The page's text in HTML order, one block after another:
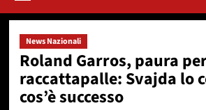
News Nazionali
Roland Garros, paura
raccattapalle: Svajda lo
cos’è successo